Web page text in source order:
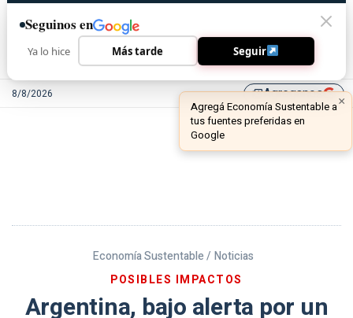
8/8/2026 library_addAgreganos
Economía Sustentable / Noticias
POSIBLES IMPACTOS
Argentina, bajo alerta por un
Seguinos en
Ya lo hice Más tarde Seguir